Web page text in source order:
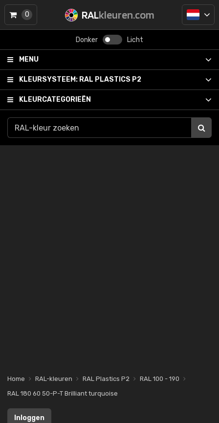
RALkleuren.com
Donker Licht
MENU
KLEURSYSTEEM: RAL PLASTICS P2
KLEURCATEGORIEËN
0
Home RAL-kleuren RAL Plastics P2
RAL 100 - 190
RAL 180 60 50-P-T Brilliant turquoise
Inloggen